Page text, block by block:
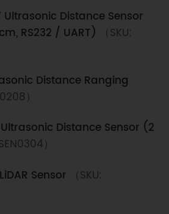
Ultrasonic Distance Sensor
RS232 / UART)
（SKU:
Distance Ranging
）
Distance Sensor (2
）
Sensor
（SKU: